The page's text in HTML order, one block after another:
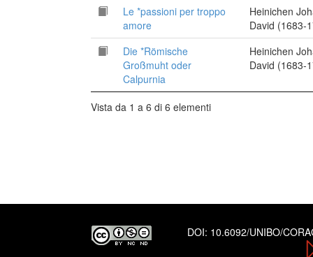
Le *passioni per troppo
amore
Heinichen
David (1683-
Die *Römische
Großmuht oder
Calpurnia
Heinichen
David (1683-
Vista da 1 a 6 di 6 elementi
DOI: 10.6092/UNIBO/